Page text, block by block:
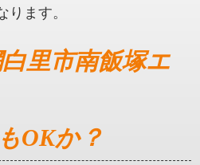
ります。
里市南飯塚エ
OKか？